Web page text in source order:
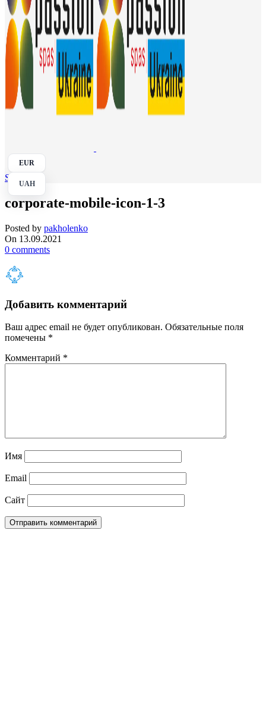
EUR
UAH
Search
corporate-mobile-icon-1-3
Posted by pakholenko
On 13.09.2021
0 comments
Добавить комментарий
Ваш адрес email не будет опубликован. Обязательные поля
помечены *
Комментарий *
Имя
Email
Сайт